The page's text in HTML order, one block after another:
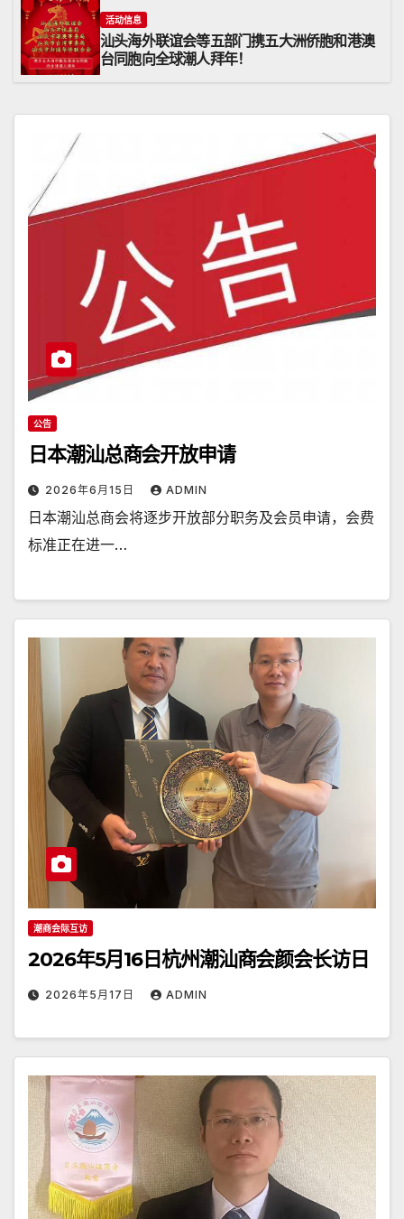
活动信息
汕头海外联谊会等五部门携五大洲侨胞和港澳
台同胞向全球潮人拜年！
公告
日本潮汕总商会开放申请
2026年6月15日 ADMIN
日本潮汕总商会将逐步开放部分职务及会员申请，会费
标准正在进一…
潮商会际互访
2026年5月16日杭州潮汕商会颜会长访日
2026年5月17日 ADMIN